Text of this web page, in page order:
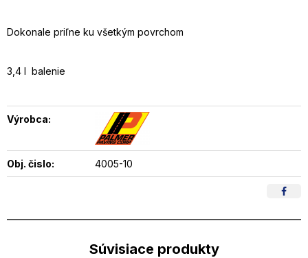
Dokonale priľne ku všetkým povrchom
3,4 l balenie
Výrobca:
Obj. čislo: 4005-10
Súvisiace produkty